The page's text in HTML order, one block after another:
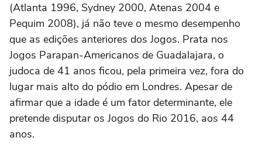
(Atlanta 1996, Sydney 2000, Atenas 2004 e
Pequim 2008), já não teve o mesmo desempenho
que as edições anteriores dos Jogos. Prata nos
Jogos Parapan-Americanos de Guadalajara, o
judoca de 41 anos ficou, pela primeira vez, fora do
lugar mais alto do pódio em Londres. Apesar de
afirmar que a idade é um fator determinante, ele
pretende disputar os Jogos do Rio 2016, aos 44
anos.